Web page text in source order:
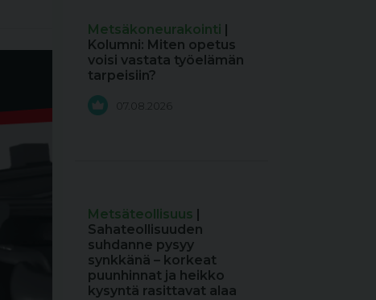
Metsäkoneurakointi |
Kolumni: Miten opetus
voisi vastata työelämän
tarpeisiin?
07.08.2026
Metsäteollisuus |
Sahateollisuuden
suhdanne pysyy
synkkänä – korkeat
puunhinnat ja heikko
kysyntä rasittavat alaa